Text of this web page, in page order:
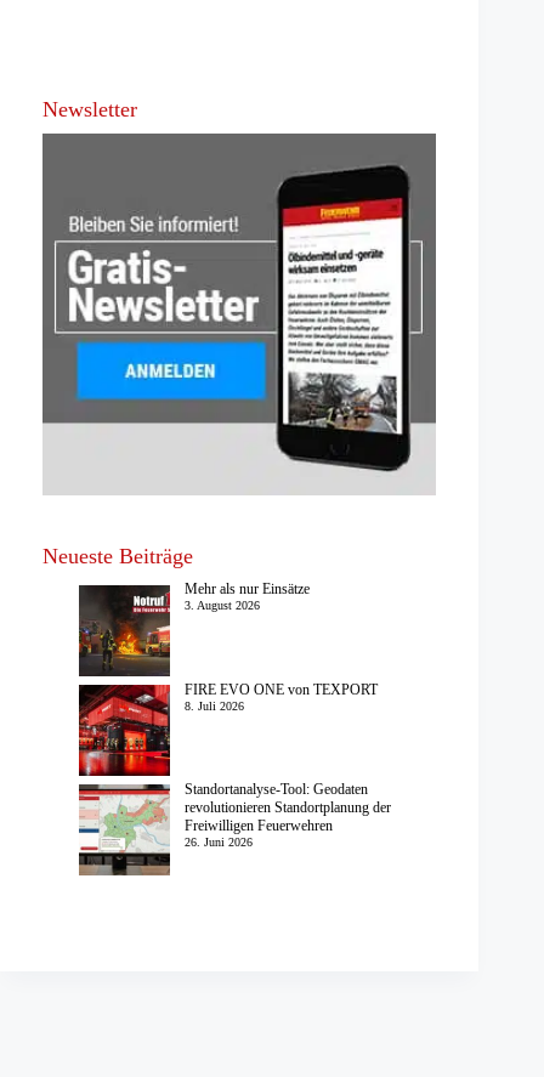
Newsletter
Neueste Beiträge
Mehr als nur Einsätze
3. August 2026
FIRE EVO ONE von TEXPORT
8. Juli 2026
Standortanalyse-Tool: Geodaten
revolutionieren Standortplanung der
Freiwilligen Feuerwehren
26. Juni 2026